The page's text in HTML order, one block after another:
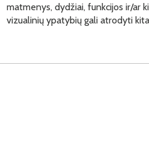
matmenys, dydžiai, funkcijos ir/ar
vizualinių ypatybių gali atrodyti